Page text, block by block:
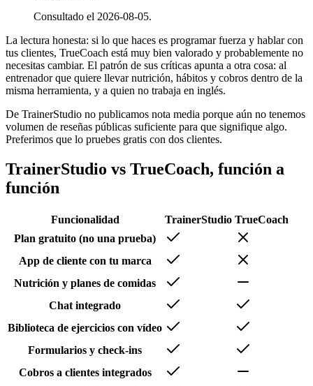
Consultado el 2026-08-05.
La lectura honesta: si lo que haces es programar fuerza y hablar con
tus clientes, TrueCoach está muy bien valorado y probablemente no
necesitas cambiar. El patrón de sus críticas apunta a otra cosa: al
entrenador que quiere llevar nutrición, hábitos y cobros dentro de la
misma herramienta, y a quien no trabaja en inglés.
De TrainerStudio no publicamos nota media porque aún no tenemos
volumen de reseñas públicas suficiente para que signifique algo.
Preferimos que lo pruebes gratis con dos clientes.
TrainerStudio vs TrueCoach, función a
función
Funcionalidad TrainerStudio TrueCoach
Plan gratuito (no una prueba)
App de cliente con tu marca
Nutrición y planes de comidas
Chat integrado
Biblioteca de ejercicios con vídeo
Formularios y check-ins
Cobros a clientes integrados